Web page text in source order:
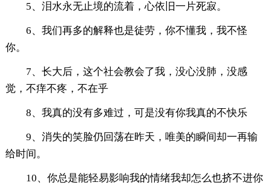
5、泪水永无止境的流着，心依旧一片死寂。
6、我们再多的解释也是徒劳，你不懂我，我不怪
你。
7、长大后，这个社会教会了我，没心没肺，没感
觉，不痒不疼，不在乎
8、我真的没有多难过，可是没有你我真的不快乐
9、消失的笑脸仍回荡在昨天，唯美的瞬间却一再输
给时间。
10、你总是能轻易影响我的情绪我却怎么也挤不进你